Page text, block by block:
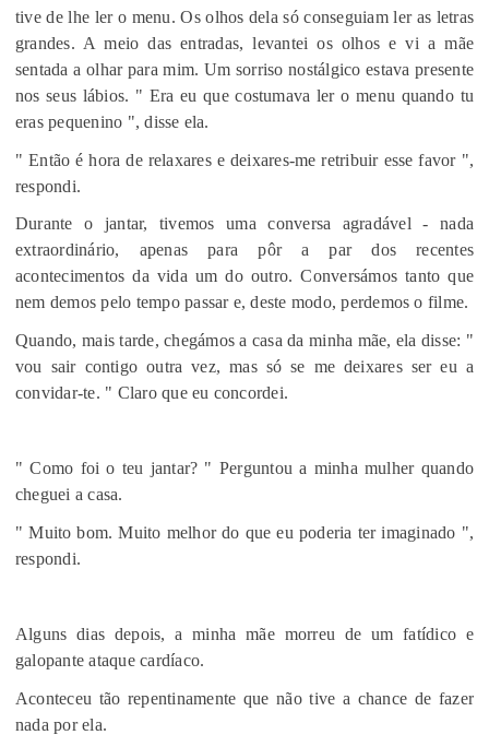
tive de lhe ler o menu. Os olhos dela só conseguiam ler as letras
grandes. A meio das entradas, levantei os olhos e vi a mãe
sentada a olhar para mim. Um sorriso nostálgico estava presente
nos seus lábios. " Era eu que costumava ler o menu quando tu
eras pequenino ", disse ela.
" Então é hora de relaxares e deixares-me retribuir esse favor ",
respondi.
Durante o jantar, tivemos uma conversa agradável - nada
extraordinário, apenas para pôr a par dos recentes
acontecimentos da vida um do outro. Conversámos tanto que
nem demos pelo tempo passar e, deste modo, perdemos o filme.
Quando, mais tarde, chegámos a casa da minha mãe, ela disse: "
vou sair contigo outra vez, mas só se me deixares ser eu a
convidar-te. " Claro que eu concordei.
" Como foi o teu jantar? " Perguntou a minha mulher quando
cheguei a casa.
" Muito bom. Muito melhor do que eu poderia ter imaginado ",
respondi.
Alguns dias depois, a minha mãe morreu de um fatídico e
galopante ataque cardíaco.
Aconteceu tão repentinamente que não tive a chance de fazer
nada por ela.